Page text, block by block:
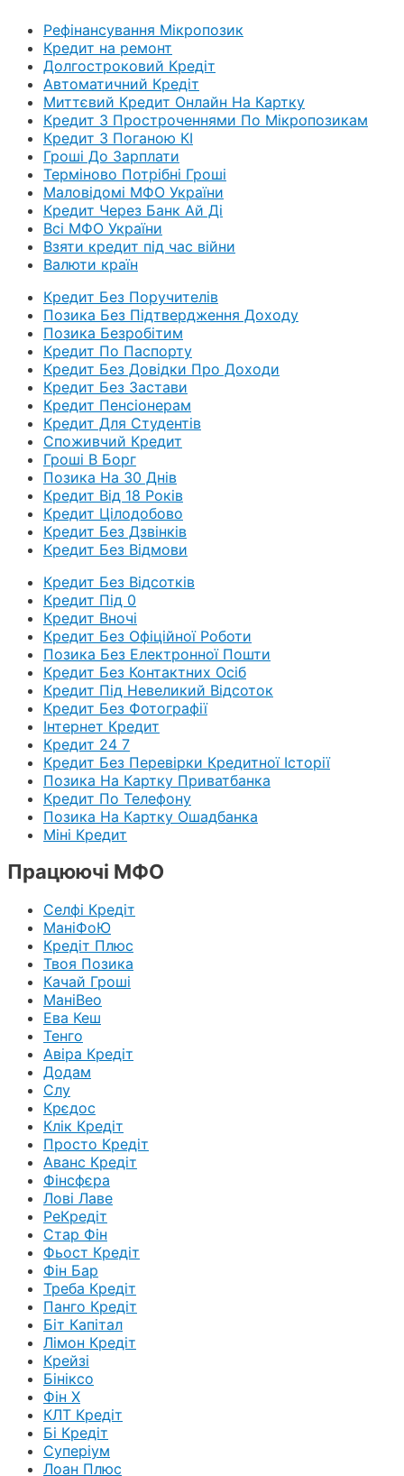
Рефінансування Мікропозик
Кредит на ремонт
Долгостроковий Кредіт
Автоматичний Кредіт
Миттєвий Кредит Онлайн На Картку
Кредит З Простроченнями По Мікропозикам
Кредит З Поганою КІ
Гроші До Зарплати
Терміново Потрібні Гроші
Маловідомі МФО України
Кредит Через Банк Ай Ді
Всі МФО України
Взяти кредит під час війни
Валюти країн
Кредит Без Поручителів
Позика Без Підтвердження Доходу
Позика Безробітим
Кредит По Паспорту
Кредит Без Довідки Про Доходи
Кредит Без Застави
Кредит Пенсіонерам
Кредит Для Студентів
Споживчий Кредит
Гроші В Борг
Позика На 30 Днів
Кредит Від 18 Років
Кредит Цілодобово
Кредит Без Дзвінків
Кредит Без Відмови
Кредит Без Відсотків
Кредит Під 0
Кредит Вночі
Кредит Без Офіційної Роботи
Позика Без Електронної Пошти
Кредит Без Контактних Осіб
Кредит Під Невеликий Відсоток
Кредит Без Фотографії
Інтернет Кредит
Кредит 24 7
Кредит Без Перевірки Кредитної Історії
Позика На Картку Приватбанка
Кредит По Телефону
Позика На Картку Ошадбанка
Міні Кредит
Працюючі МФО
Селфі Кредіт
МаніФоЮ
Кредіт Плюс
Твоя Позика
Качай Гроші
МаніВео
Ева Кеш
Тенго
Авіра Кредіт
Додам
Слу
Крєдос
Клік Кредіт
Просто Кредіт
Аванс Кредіт
Фінсфєра
Лові Лаве
РеКредіт
Стар Фін
Фьост Кредіт
Фін Бар
Треба Кредіт
Панго Кредіт
Біт Капітал
Лімон Кредіт
Крейзі
Бініксо
Фін Х
КЛТ Кредіт
Бі Кредіт
Суперіум
Лоан Плюс